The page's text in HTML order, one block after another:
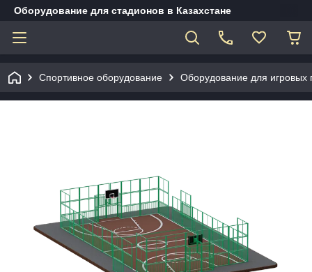
Оборудование для стадионов в Казахстане
Спортивное оборудование Оборудование для игровых